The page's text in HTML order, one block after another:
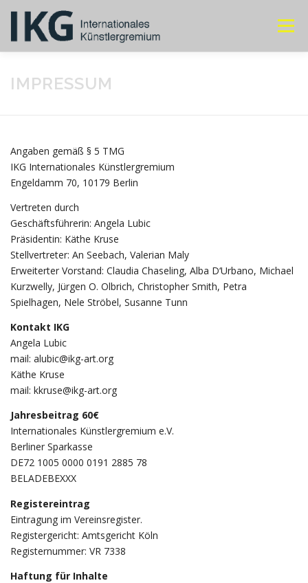
springen
Menü
ÜBER IKG JAHRESTREFFEN
IMPRESSUM
Angaben gemäß § 5 TMG
IKG Internationales Künstlergremium
Engeldamm 70, 10179 Berlin
Vertreten durch
Geschäftsführerin: Angela Lubic
Präsidentin: Käthe Kruse
Stellvertreter: An Seebach, Valerian Maly
Erweiterter Vorstand: Claudia Chaseling, Alba D‘Urbano, Michael
Kurzwelly, Jürgen O. Olbrich, Christopher Smith, Petra
Spielhagen, Nele Ströbel, Susanne Tunn
Kontakt IKG
Angela Lubic
mail: alubic@ikg-art.org
Käthe Kruse
mail: kkruse@ikg-art.org
Jahresbeitrag 60€
Internationales Künstlergremium e.V.
Berliner Sparkasse
DE72 1005 0000 0191 2885 78
BELADEBEXXX
Registereintrag
Eintragung im Vereinsregister.
Registergericht: Amtsgericht Köln
Registernummer: VR 7338
Haftung für Inhalte